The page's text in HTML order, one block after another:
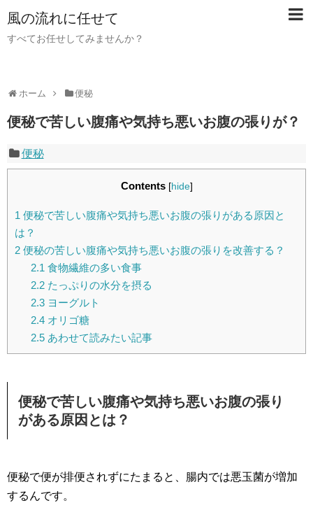
風の流れに任せて
すべてお任せしてみませんか？
ホーム 便秘
便秘で苦しい腹痛や気持ち悪いお腹の張りが？
便秘
Contents [hide]
1 便秘で苦しい腹痛や気持ち悪いお腹の張りがある原因と
は？
2 便秘の苦しい腹痛や気持ち悪いお腹の張りを改善する？
2.1 食物繊維の多い食事
2.2たっぷりの水分を摂る
2.3ヨーグルト
2.4オリゴ糖
2.5あわせて読みたい記事
便秘で苦しい腹痛や気持ち悪いお腹の張り
がある原因とは？
便秘で便が排便されずにたまると、腸内では悪玉菌が増加
するんです。